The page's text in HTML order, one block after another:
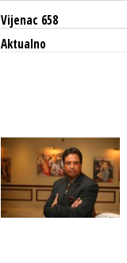
Vijenac 658
Aktualno